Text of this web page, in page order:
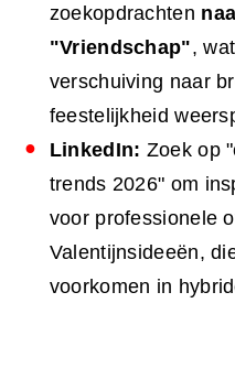
zoekopdrachten
"Vriendschap",
verschuiving naar
feestelijkheid
LinkedIn: Zoek op
trends 2026" om
voor professionele
Valentijnsideeën,
voorkomen in